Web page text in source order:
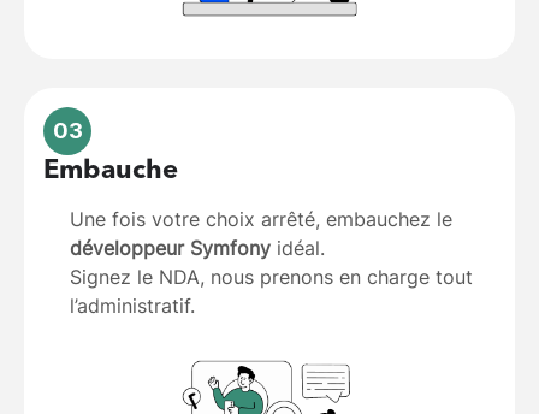
03
Embauche
Une fois votre choix arrêté, embauchez le
développeur Symfony idéal.
Signez le NDA, nous prenons en charge tout
l’administratif.